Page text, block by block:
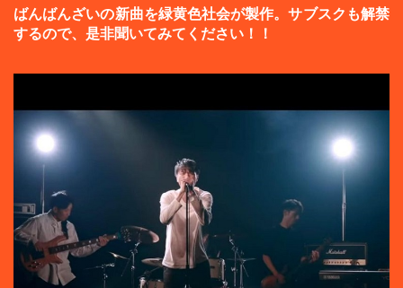
ばんばんざいの新曲を緑黄色社会が製作。サブスクも解禁
するので、是非聞いてみてください！！